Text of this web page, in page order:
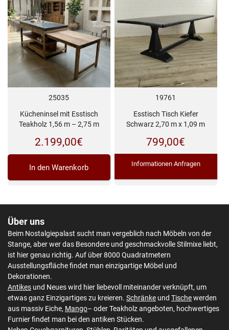
25035
Kücheninsel mit Esstisch
Teakholz 1,56 m – 2,75 m
2.199,00€
In den Warenkorb
19761
Esstisch Tisch Kiefer
Schwarz 2,70 m x 1,09 m
799,00€
Informationen Anfragen
Über uns
Beim Nostalgiepalast sucht man vergeblich nach Möbeln von der
Stange, aber wer das Besondere und geschmackvolle Stilmixe liebt,
ist hier genau richtig. Auf über 8000 Quadratmetern
Ausstellungsfläche findet man einzigartige Möbel und
Dekorationen.
Antikes und Neues wird hier liebevoll miteinander verknüpft, um
etwas ganz Einzigartiges zu kreieren. Schränke und Tischewerden
aus massiv Eiche, Mango– oder Teakholz angeboten, hochwertiges
Furnier findet man bei den antiken Stücken.